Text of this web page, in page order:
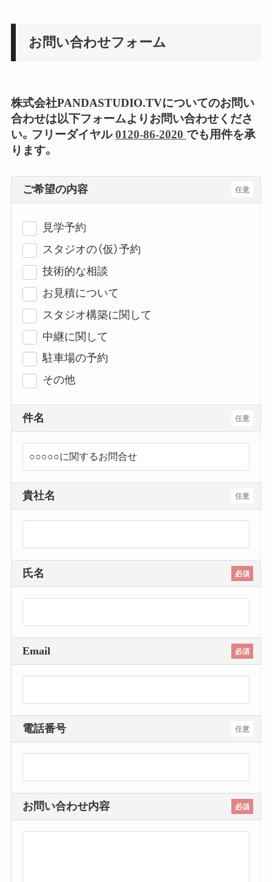
お問い合わせフォーム
株式会社PANDASTUDIO.TVについてのお問い
合わせは以下フォームよりお問い合わせくださ
い。フリーダイヤル0120-86-2020 でも用件を承
ります。
任意
ご希望の内容
見学予約
スタジオの（仮）予約
技術的な相談
お見積について
スタジオ構築に関して
中継に関して
駐車場の予約
その他
任意
件名
任意
貴社名
必須
氏名
必須
Email
任意
電話番号
必須
お問い合わせ内容